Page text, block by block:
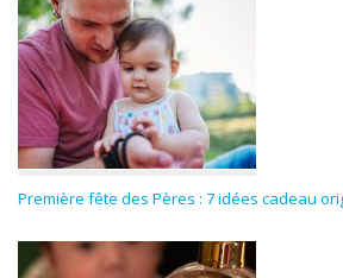
Première fête des Pères : 7 idées cadeau